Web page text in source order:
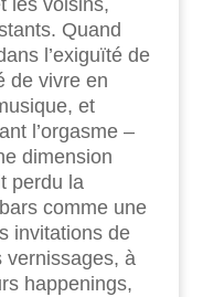
les voisins,
Quand
l’exiguïté de
de vivre en
et
l’orgasme –
dimension
perdu la
comme une
invitations de
vernissages, à
happenings,